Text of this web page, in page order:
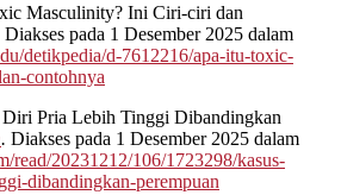
Masculinity? Ini Ciri-ciri dan
Diakses pada 1 Desember 2025 dalam
detikpedia/d-7612216/apa-itu-toxic-
contohnya
Pria Lebih Tinggi Dibandingkan
. Diakses pada 1 Desember 2025 dalam
read/20231212/106/1723298/kasus-
dibandingkan-perempuan